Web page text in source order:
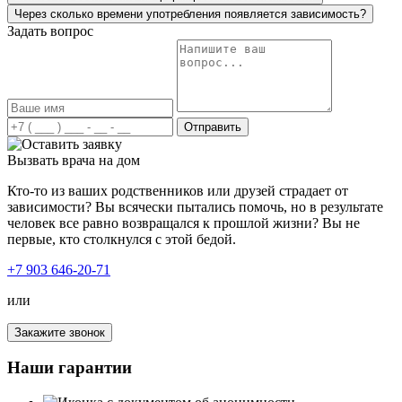
спасибо!
Я был зависим от наркотиков, временами, конечно,
понимал, что это уже затянуло меня сильно, но
остановиться не мог. Решил попробовать и обратился к
вам в клинику. Так как я продолжал работать и
попросту не мог находиться на лечении долгое время,
мне предложили усиленный курс лечения наркомании.
Наркологи вначале провели мне очищение организма, а
дальше началась психотерапия. Был сильно удивлен, как
грамотно и четко мне все разложили по полочкам, дали
бесценные рекомендации, что делать дальше вне
клиники. Спасибо вам огромное!
наркоманией. Мой брат стал употреблять наркотики, его
состояние менялось с каждым днём, мы просто не могли
узнать его. Из отзывчивого и порядочного молодого
Через сколько времени употребления появляется зависимость?
Задать вопрос
Отправить
Вызвать врача на дом
Кто-то из ваших родственников или друзей страдает от
зависимости? Вы всячески пытались помочь, но в результате
человек все равно возвращался к прошлой жизни? Вы не
первые, кто столкнулся с этой бедой.
+7 903 646-20-71
или
Закажите звонок
Наши гарантии